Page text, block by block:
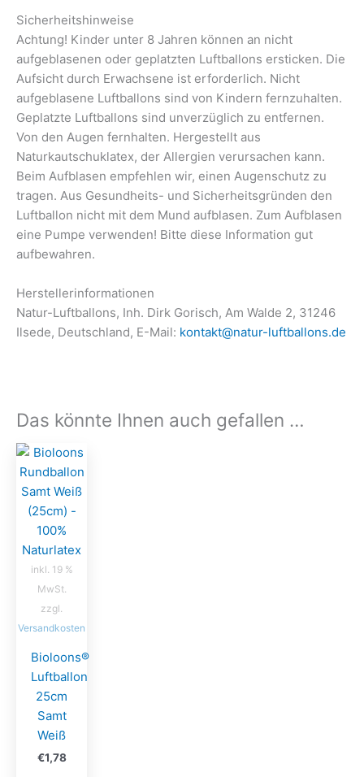
Sicherheitshinweise
Achtung! Kinder unter 8 Jahren können an nicht
aufgeblasenen oder geplatzten Luftballons ersticken. Die
Aufsicht durch Erwachsene ist erforderlich. Nicht
aufgeblasene Luftballons sind von Kindern fernzuhalten.
Geplatzte Luftballons sind unverzüglich zu entfernen.
Von den Augen fernhalten. Hergestellt aus
Naturkautschuklatex, der Allergien verursachen kann.
Beim Aufblasen empfehlen wir, einen Augenschutz zu
tragen. Aus Gesundheits- und Sicherheitsgründen den
Luftballon nicht mit dem Mund aufblasen. Zum Aufblasen
eine Pumpe verwenden! Bitte diese Information gut
aufbewahren.
Herstellerinformationen
Natur-Luftballons, Inh. Dirk Gorisch, Am Walde 2, 31246
Ilsede, Deutschland, E-Mail: kontakt@natur-luftballons.de
Das könnte Ihnen auch gefallen …
inkl. 19 %
MwSt.
zzgl.
Versandkosten
Bioloons®
Luftballon
25cm
Samt
Weiß
€1,78